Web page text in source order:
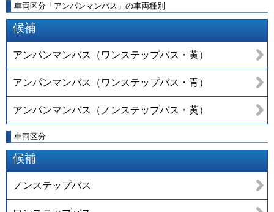
車両区分「アンパンマンバス」の車両種別
候補
アンパンマンバス（ワンステップバス・黄）
アンパンマンバス（ワンステップバス・青）
アンパンマンバス（ノンステップバス・黄）
車両区分
候補
ノンステップバス